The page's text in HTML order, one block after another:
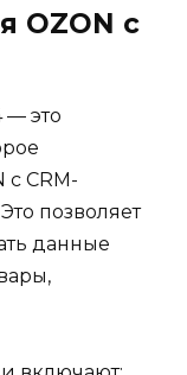
OZON с
— это
CRM-
позволяет
данные